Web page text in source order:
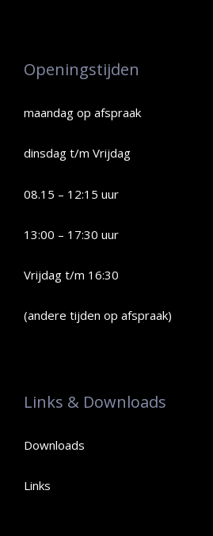
Openingstijden
maandag op afspraak
dinsdag t/m Vrijdag
08.15 – 12:15 uur
13:00 – 17:30 uur
Vrijdag t/m 16:30
(andere tijden op afspraak)
Links & Downloads
Downloads
Links